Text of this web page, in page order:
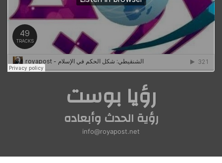
رؤيا بوست
رؤية الحدث وأبعاده
info@royapost.net